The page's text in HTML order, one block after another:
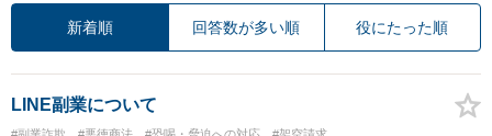
新着順 回答数が多い順 役にたった順
LINE副業について
#副業詐欺 #悪徳商法 #恐喝・脅迫への対応
#架空請求